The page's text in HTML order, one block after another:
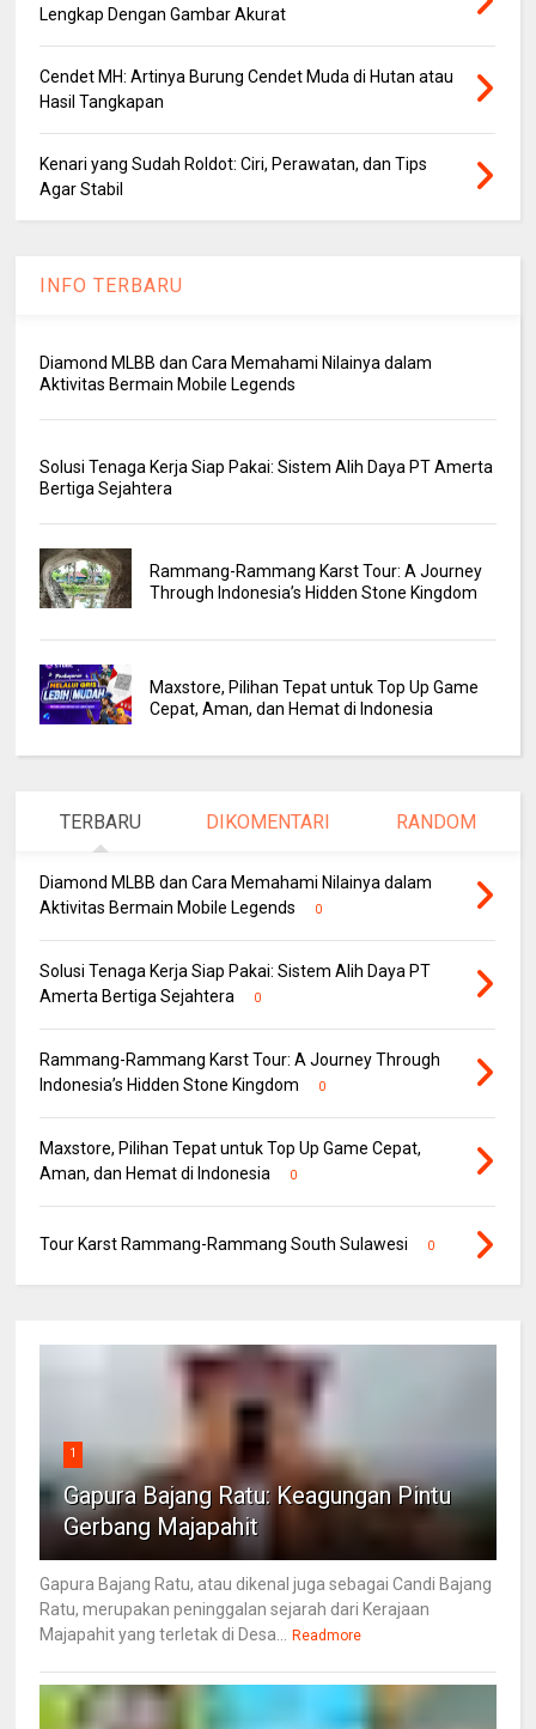
Lengkap Dengan Gambar Akurat
Cendet MH: Artinya Burung Cendet Muda di Hutan atau
Hasil Tangkapan
Kenari yang Sudah Roldot: Ciri, Perawatan, dan Tips
Agar Stabil
INFO TERBARU
Diamond MLBB dan Cara Memahami Nilainya dalam
Aktivitas Bermain Mobile Legends
Solusi Tenaga Kerja Siap Pakai: Sistem Alih Daya PT Amerta
Bertiga Sejahtera
Rammang-Rammang Karst Tour: A Journey
Through Indonesia’s Hidden Stone Kingdom
Maxstore, Pilihan Tepat untuk Top Up Game
Cepat, Aman, dan Hemat di Indonesia
TERBARU DIKOMENTARI RANDOM
Diamond MLBB dan Cara Memahami Nilainya dalam
Aktivitas Bermain Mobile Legends
0
Solusi Tenaga Kerja Siap Pakai: Sistem Alih Daya PT
Amerta Bertiga Sejahtera
0
Rammang-Rammang Karst Tour: A Journey Through
Indonesia’s Hidden Stone Kingdom
0
Maxstore, Pilihan Tepat untuk Top Up Game Cepat,
Aman, dan Hemat di Indonesia
0
Tour Karst Rammang-Rammang South Sulawesi 0
1
Gapura Bajang Ratu: Keagungan Pintu
Gerbang Majapahit
Gapura Bajang Ratu, atau dikenal juga sebagai Candi Bajang
Ratu, merupakan peninggalan sejarah dari Kerajaan
Majapahit yang terletak di Desa...
Readmore